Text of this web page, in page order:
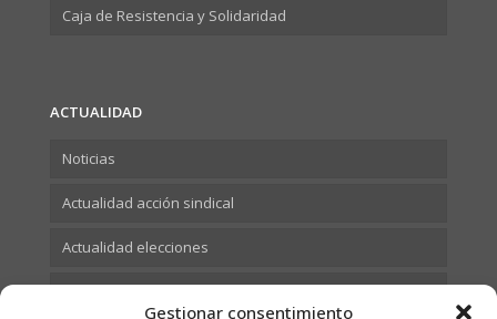
Gestionar consentimiento
Caja de Resistencia y Solidaridad
ACTUALIDAD
Noticias
Actualidad acción sindical
Actualidad elecciones